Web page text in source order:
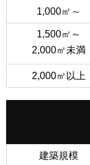
1,000㎡～
1,500㎡～
2,000㎡未満
2,000㎡以上
建築規模